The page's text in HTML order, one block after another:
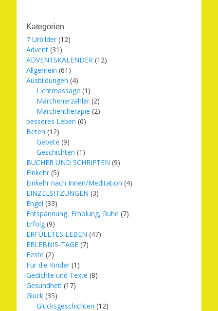
Kategorien
7 Urbilder (12)
Advent (31)
ADVENTSKALENDER (12)
Allgemein (61)
Ausbildungen (4)
Lichtmassage (1)
Märchenerzähler (2)
Märchentherapie (2)
besseres Leben (6)
Beten (12)
Gebete (9)
Geschichten (1)
BÜCHER UND SCHRIFTEN (9)
Einkehr (5)
Einkehr nach Innen/Meditation (4)
EINZELSITZUNGEN (3)
Engel (33)
Entspannung, Erholung, Ruhe (7)
Erfolg (9)
ERFÜLLTES LEBEN (47)
ERLEBNIS-TAGE (7)
Feste (2)
Für die Kinder (1)
Gedichte und Texte (8)
Gesundheit (17)
Glück (35)
Glücksgeschichten (12)